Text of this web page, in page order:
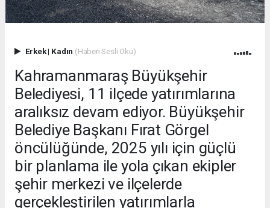
Erkek| Kadın (Haberi Sesli Oku)
Kahramanmaraş Büyükşehir
Belediyesi, 11 ilçede yatırımlarına
aralıksız devam ediyor. Büyükşehir
Belediye Başkanı Fırat Görgel
öncülüğünde, 2025 yılı için güçlü
bir planlama ile yola çıkan ekipler
şehir merkezi ve ilçelerde
gerçekleştirilen yatırımlarla